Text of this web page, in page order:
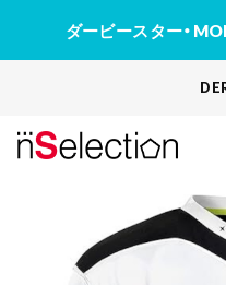
ダービースター・